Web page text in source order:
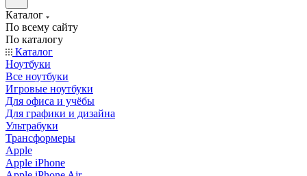
Каталог
По всему сайту
По каталогу
Каталог
Ноутбуки
Все ноутбуки
Игровые ноутбуки
Для офиса и учёбы
Для графики и дизайна
Ультрабуки
Трансформеры
Apple
Apple iPhone